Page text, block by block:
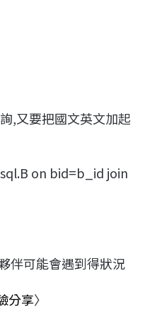
,又要把國文英文加起
on bid=b_id join
伴可能會遇到得狀況
分享〉